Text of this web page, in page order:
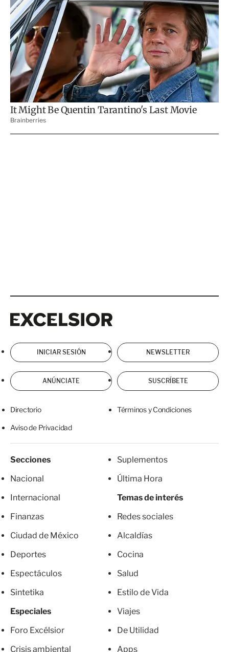
INICIAR SESIÓN NEWSLETTER
ANÚNCIATE SUSCRÍBETE
Directorio Términos y Condiciones
Aviso de Privacidad
Secciones
Nacional
Internacional
Finanzas
Ciudad de México
Deportes
Espectáculos
Sintetika
Especiales
Foro Excélsior
Crisis ambiental
Suplementos
Última Hora
Temas de interés
Redes sociales
Alcaldías
Cocina
Salud
Estilo de Vida
Viajes
De Utilidad
Apps